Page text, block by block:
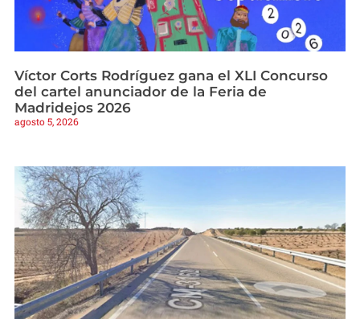
Víctor Corts Rodríguez gana el XLI Concurso
del cartel anunciador de la Feria de
Madridejos 2026
agosto 5, 2026